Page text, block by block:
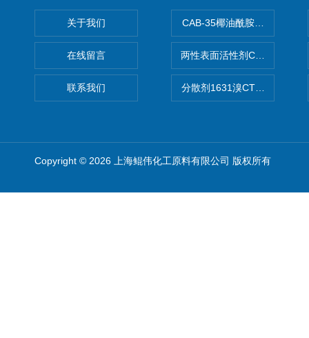
关于我们
在线留言
联系我们
CAB-35椰油酰胺丙基甜菜碱
两性表面活性剂CAB-30椰油
分散剂1631溴CTAB（十六烷
Copyright © 2026 上海鲲伟化工原料有限公司 版权所有